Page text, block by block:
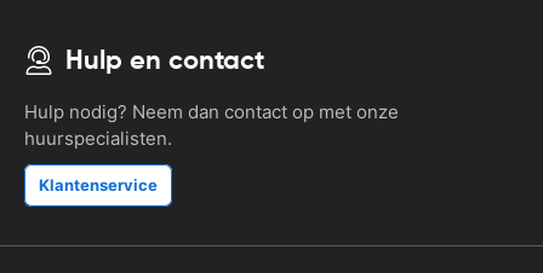
Hulp en contact
Hulp nodig? Neem dan contact op met onze
huurspecialisten.
Klantenservice